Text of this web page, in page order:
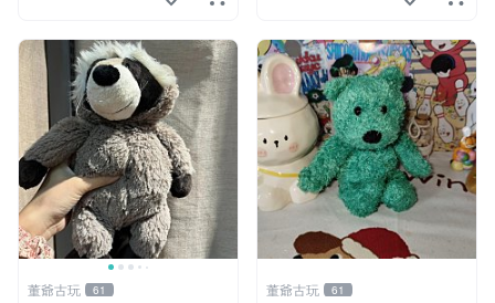
董爺古玩 61 董爺古玩 61